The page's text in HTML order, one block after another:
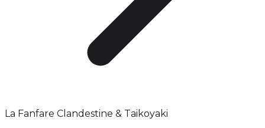
La Fanfare Clandestine & Taikoyaki